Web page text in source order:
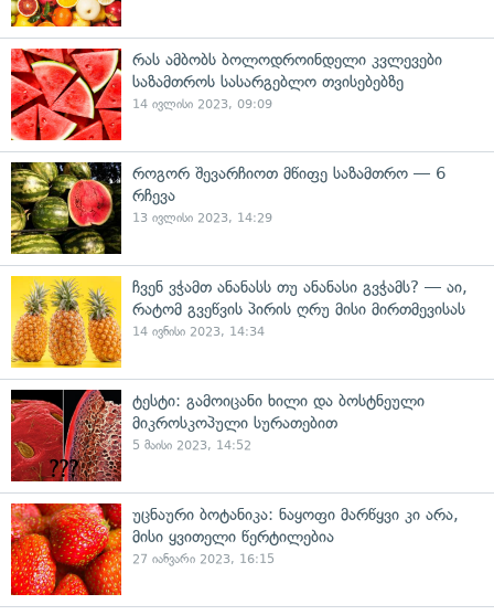
რას ამბობს ბოლოდროინდელი კვლევები
საზამთროს სასარგებლო თვისებებზე
14 ივლისი 2023, 09:09
როგორ შევარჩიოთ მწიფე საზამთრო — 6
რჩევა
13 ივლისი 2023, 14:29
ჩვენ ვჭამთ ანანასს თუ ანანასი გვჭამს? — აი,
რატომ გვეწვის პირის ღრუ მისი მირთმევისას
14 ივნისი 2023, 14:34
ტესტი: გამოიცანი ხილი და ბოსტნეული
მიკროსკოპული სურათებით
5 მაისი 2023, 14:52
უცნაური ბოტანიკა: ნაყოფი მარწყვი კი არა,
მისი ყვითელი წერტილებია
27 იანვარი 2023, 16:15